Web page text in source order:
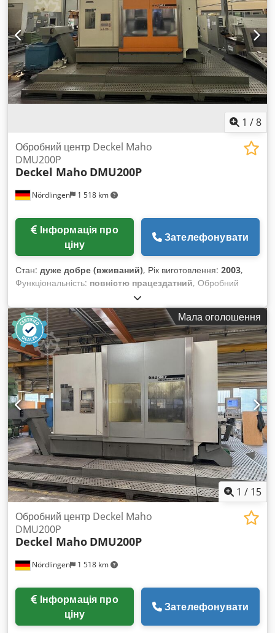
Режим роботи: 3 + 4 Електронний ручний маховик MillPlus
IT Промивальний пістолет з насосом Dsdpfxjx Uz Apj Aixskr
NC-поворотний стіл: діаметр 630 мм Т-подібні пази: 9 Т-
подібних пазів 14 H7 / 63 мм Вантажопідйомність: 700 кг
1 /8
Nördlingen 1 518 km
Обробний центр Deckel Maho
DMU200P
Deckel Maho DMU200P
ціну
Зателефонувати
Стан: дуже добре (вживаний), Рік виготовлення: 2003,
Функціональність: повністю працездатний, Обробний
центр Deckel Maho DMU200P - у дуже хорошому стані -
Доступний негайно - Можливий експорт у будь-яку країну
світу Система управління: Heidenhain iTNC530 Хід по осях:
X-2000 мм, Y-1800 мм, Z-1100 мм Розмір робочої зони:
1700 мм x 1400 мм Швидкість обертання шпинделя: 12 000
об/хв Тип шпиндельного конуса: SK50 Djdsxrgitjpfx Aixskr
Магазин інструментів: 60 позицій Внутрішня система
охолодження (IKZ) та система відведення стружки: 40 бар
Транспортер стружки: . Вимірювальний щуп: Heidenhain
TS642 Електричний маховик: Heidenhain Режим роботи: 4
Високошвидкісний приставний шпиндель: 42 000 об/хв
Система вимірювання інструменту: Blum Lase
Мала оголошення
1 / 15
Nördlingen 1 518 km
Обробний центр Deckel Maho
DMU200P
Deckel Maho DMU200P
ціну
Зателефонувати